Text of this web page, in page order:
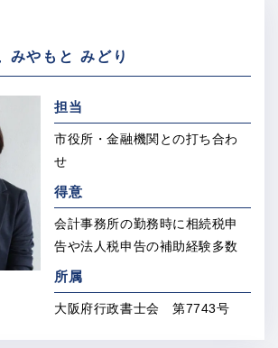
みやもと みどり
担当
市役所・金融機関との打ち合わ
せ
得意
会計事務所の勤務時に相続税申
告や法人税申告の補助経験多数
所属
大阪府行政書士会 第7743号